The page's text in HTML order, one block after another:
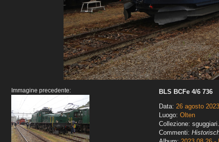
Immagine precedente:
BLS BCFe 4/6 736
Data: 26 agosto 2023
Luogo: Olten
Collezione:
Commenti: